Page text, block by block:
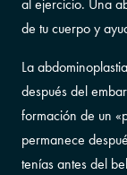
al ejercicio. Una
de tu cuerpo y
La
después del
formación de un
permanece
tenías antes del